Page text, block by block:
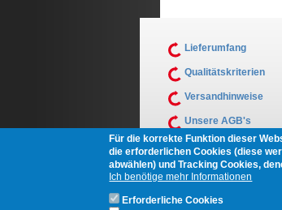
Lieferumfang
Qualitätskriterien
Versandhinweise
Unsere AGB's
Muster
Für die korrekte Funktion dieser
die erforderlichen Cookies (diese
abwählen) und Tracking Cookies,
Ich benötige mehr Informationen
Erforderliche Cookies